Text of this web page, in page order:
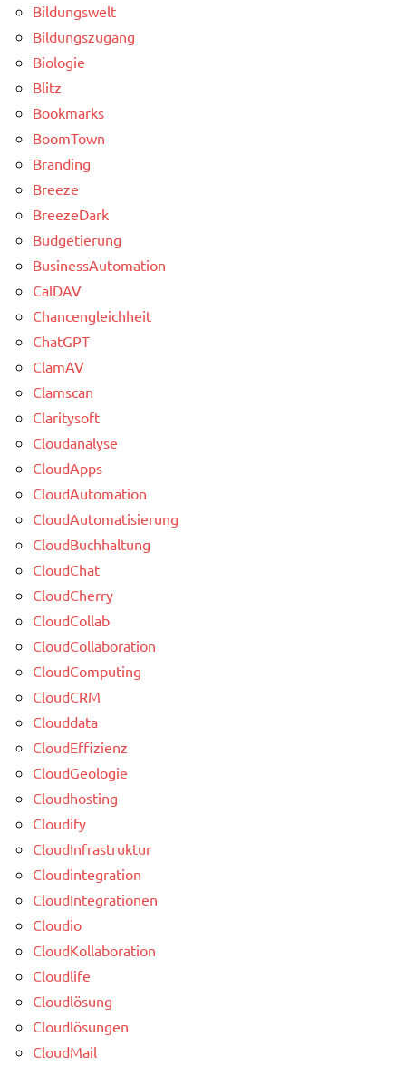
Bildungswelt
Bildungszugang
Biologie
Blitz
Bookmarks
BoomTown
Branding
Breeze
BreezeDark
Budgetierung
BusinessAutomation
CalDAV
Chancengleichheit
ChatGPT
ClamAV
Clamscan
Claritysoft
Cloudanalyse
CloudApps
CloudAutomation
CloudAutomatisierung
CloudBuchhaltung
CloudChat
CloudCherry
CloudCollab
CloudCollaboration
CloudComputing
CloudCRM
Clouddata
CloudEffizienz
CloudGeologie
Cloudhosting
Cloudify
CloudInfrastruktur
Cloudintegration
CloudIntegrationen
Cloudio
CloudKollaboration
Cloudlife
Cloudlösung
Cloudlösungen
CloudMail